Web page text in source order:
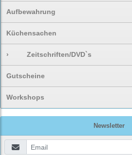
Aufbewahrung
Küchensachen
› Zeitschriften/DVD`s
Gutscheine
Workshops
Newsletter